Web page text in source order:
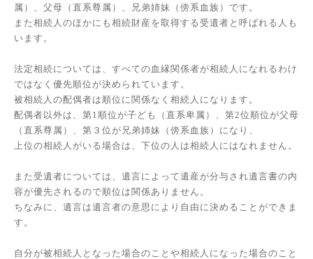
属）、父母（直系尊属）、兄弟姉妹（傍系血族）です。
また相続人のほかにも相続財産を取得する受遺者と呼ばれる人も
います。
法定相続については、すべての血縁関係者が相続人になれるわけ
ではなく優先順位が決められています。
被相続人の配偶者は順位に関係なく相続人になります。
配偶者以外は、第1順位が子ども（直系卑属）、第2位順位が父母
（直系尊属）、第３位が兄弟姉妹（傍系血族）になり、
上位の相続人がいる場合は、下位の人は相続人にはなれません。
また受遺者については、遺言によって遺産が分与され遺言書の内
容が優先されるので順位は関係ありません。
ちなみに、遺言は遺言者の意思により自由に決めることができま
す。
自分が被相続人となった場合のことや相続人になった場合のこと